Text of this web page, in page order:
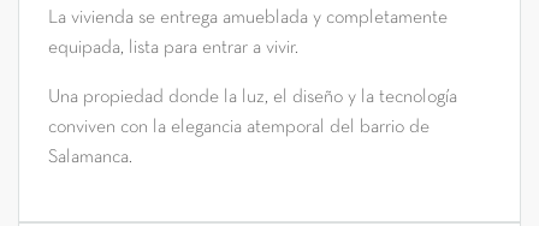
La vivienda se entrega amueblada y completamente
equipada, lista para entrar a vivir.
Una propiedad donde la luz, el diseño y la tecnología
conviven con la elegancia atemporal del barrio de
Salamanca.